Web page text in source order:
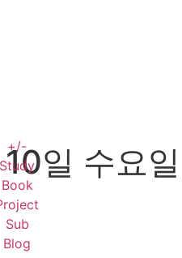
+/-
Study
Book
Sub
Blog
일 수요일